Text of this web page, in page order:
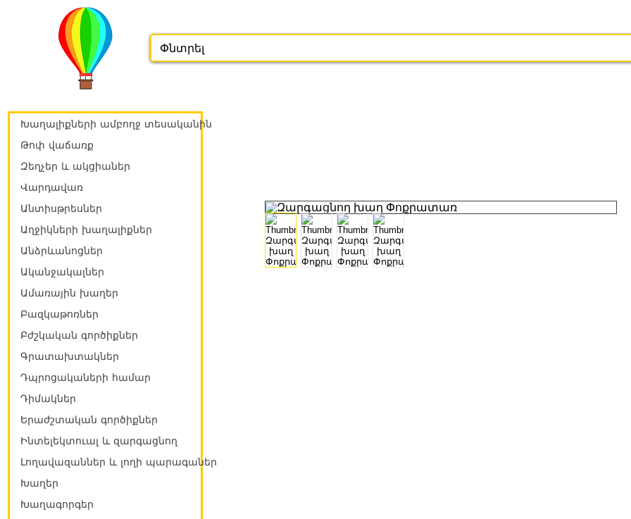
Խաղալիքների ամբողջ տեսականին
Թոփ վաճառք
Զեղչեր և ակցիաներ
Վարդավառ
Անտիսթրեսներ
Աղջիկների խաղալիքներ
Անձրևանոցներ
Ականջակալներ
Ամառային խաղեր
Բազկաթոռներ
Բժշկական գործիքներ
Գրատախտակներ
Դպրոցակաների համար
Դիմակներ
Երաժշտական գործիքներ
Ինտելեկտուալ և զարգացնող
Լողավազաններ և լողի պարագաներ
Խաղեր
Խաղագորգեր